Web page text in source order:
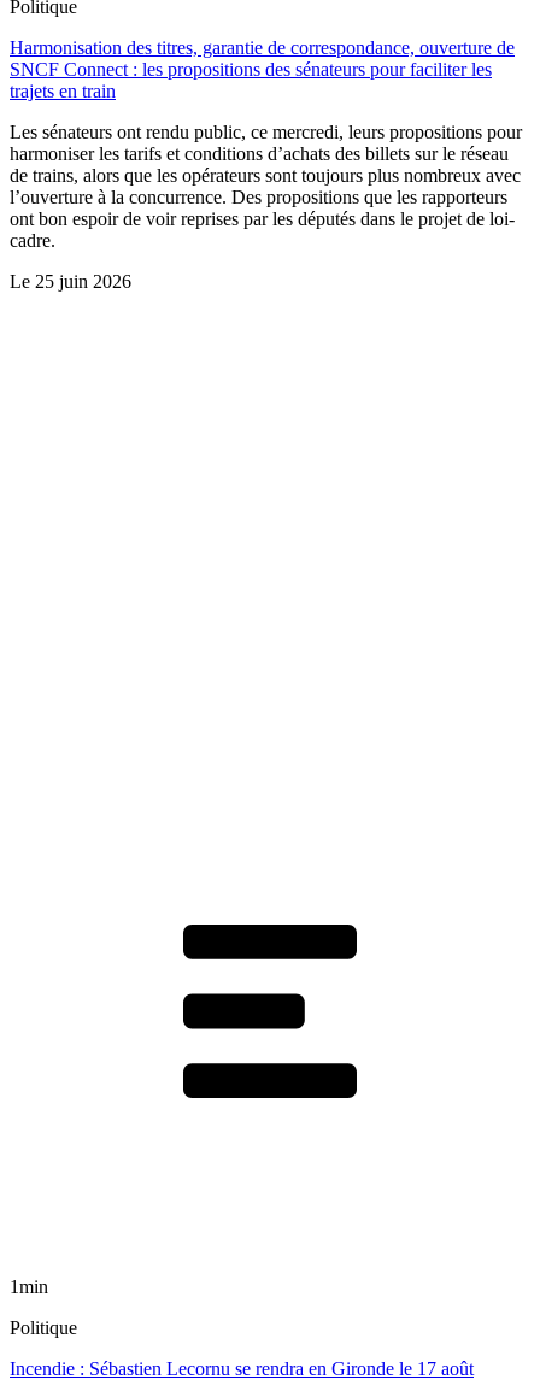
Politique
Harmonisation des titres, garantie de correspondance, ouverture de
SNCF Connect : les propositions des sénateurs pour faciliter les
trajets en train
Les sénateurs ont rendu public, ce mercredi, leurs propositions pour
harmoniser les tarifs et conditions d’achats des billets sur le réseau
de trains, alors que les opérateurs sont toujours plus nombreux avec
l’ouverture à la concurrence. Des propositions que les rapporteurs
ont bon espoir de voir reprises par les députés dans le projet de loi-
cadre.
Le 25 juin 2026
1min
Politique
Incendie : Sébastien Lecornu se rendra en Gironde le 17 août